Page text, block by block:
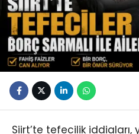
Siirt’te tefecilik iddiaları,